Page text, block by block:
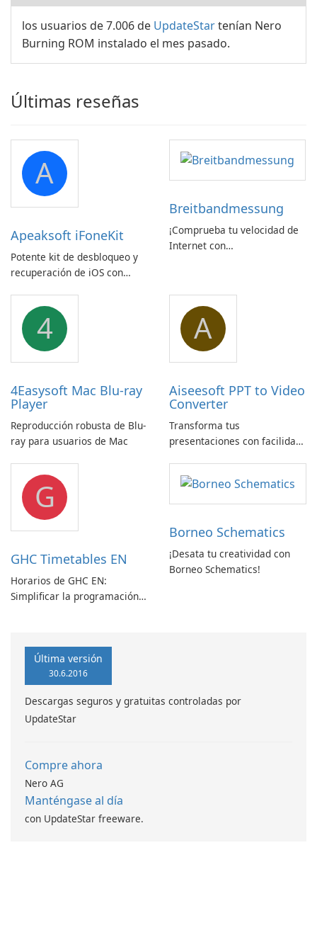
los usuarios de 7.006 de UpdateStartenían Nero
Burning ROM instalado el mes pasado.
Últimas reseñas
A
Apeaksoft iFoneKit
Potente kit de desbloqueo y
recuperación de iOS con
dispositivos
Breitbandmessung
¡Comprueba tu velocidad de
Internet con
4
4Easysoft Mac Blu-ray
Player
Reproducción robusta de Blu-
ray para usuarios de Mac
A
Aiseesoft PPT to Video
Converter
Transforma tus
presentaciones con facilidad
Convertidor de Vídeo
G
GHC Timetables EN
Horarios de GHC EN:
Simplificar la programación
Borneo Schematics
¡Desata tu creatividad con
Borneo Schematics!
Última versión
30.6.2016
Descargas seguros y gratuitas controladas por
UpdateStar
Compre ahora
Nero AG
Manténgase al día
con UpdateStar freeware.